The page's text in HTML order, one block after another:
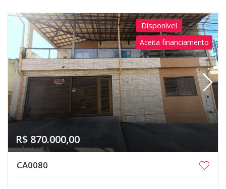
Disponível
Aceita financiamento
R$ 870.000,00
CA0080